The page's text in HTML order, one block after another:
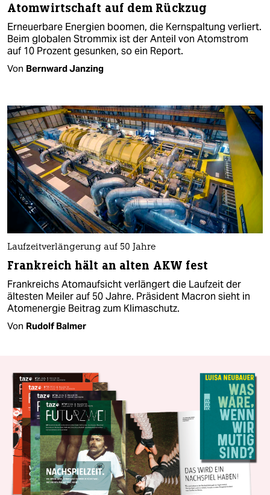
Atomwirtschaft auf dem Rückzug
Erneuerbare Energien boomen, die Kernspaltung verliert.
Beim globalen Strommix ist der Anteil von Atomstrom
auf 10 Prozent gesunken, so ein Report.
Von Bernward Janzing
Laufzeitverlängerung auf 50 Jahre
Frankreich hält an alten AKW fest
Frankreichs Atomaufsicht verlängert die Laufzeit der
ältesten Meiler auf 50 Jahre. Präsident Macron sieht in
Atomenergie Beitrag zum Klimaschutz.
Von Rudolf Balmer